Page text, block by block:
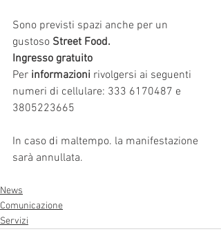
Sono previsti spazi anche per un
gustoso Street Food.
Ingresso gratuito
Per informazioni rivolgersi ai seguenti
numeri di cellulare: 333 6170487 e
3805223665
In caso di maltempo. la manifestazione
sarà annullata.
News
Comunicazione
Servizi